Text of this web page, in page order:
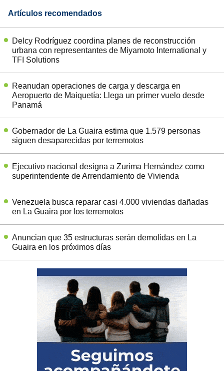
Artículos recomendados
Delcy Rodríguez coordina planes de reconstrucción
urbana con representantes de Miyamoto International y
TFI Solutions
Reanudan operaciones de carga y descarga en
Aeropuerto de Maiquetía: Llega un primer vuelo desde
Panamá
Gobernador de La Guaira estima que 1.579 personas
siguen desaparecidas por terremotos
Ejecutivo nacional designa a Zurima Hernández como
superintendente de Arrendamiento de Vivienda
Venezuela busca reparar casi 4.000 viviendas dañadas
en La Guaira por los terremotos
Anuncian que 35 estructuras serán demolidas en La
Guaira en los próximos días